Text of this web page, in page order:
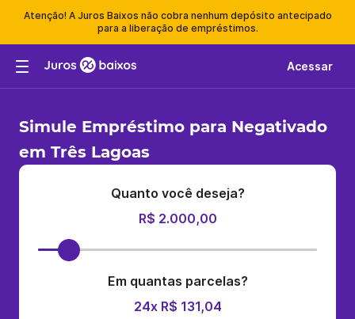
Atenção! A Juros Baixos não cobra nenhum depósito antecipado
para a liberação de empréstimos.
Acessar
Simule Empréstimo para Negativado
em Três Lagoas
Quanto você deseja?
R$ 2.000,00
Em quantas parcelas?
24x R$ 131,04